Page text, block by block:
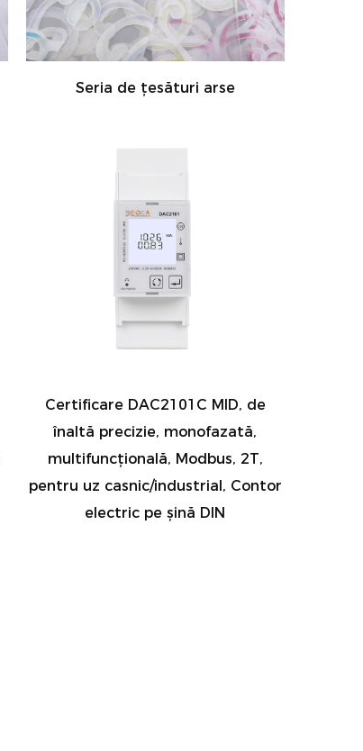
Seria de țesături arse
Certificare DAC2101C MID, de
înaltă precizie, monofazată,
multifuncțională, Modbus, 2T,
pentru uz casnic/industrial, Contor
electric pe șină DIN